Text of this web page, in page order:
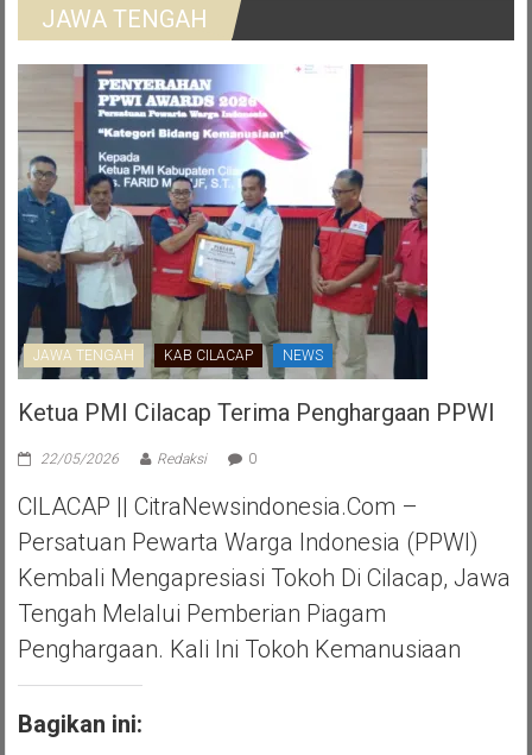
JAWA TENGAH
JAWA TENGAH KAB CILACAP NEWS
Ketua PMI Cilacap Terima Penghargaan PPWI
22/05/2026 Redaksi 0
CILACAP || CitraNewsindonesia.com –
Persatuan Pewarta Warga Indonesia (PPWI)
Kembali Mengapresiasi Tokoh Di Cilacap, Jawa
Tengah Melalui Pemberian Piagam
Penghargaan. Kali Ini Tokoh Kemanusiaan
Bagikan ini: